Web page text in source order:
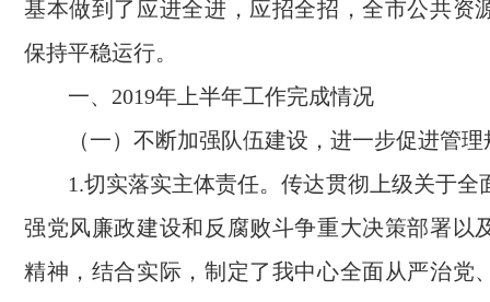
基本做到了应进全进，应招全招，全市公共资
保持平稳运行。
一、2019年上半年工作完成情况
（一）不断加强队伍建设，进一步促进管理
1.切实落实主体责任。传达贯彻上级关于全
强党风廉政建设和反腐败斗争重大决策部署以
精神，结合实际，制定了我中心全面从严治党